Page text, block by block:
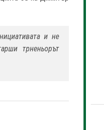
и не
трненьорът